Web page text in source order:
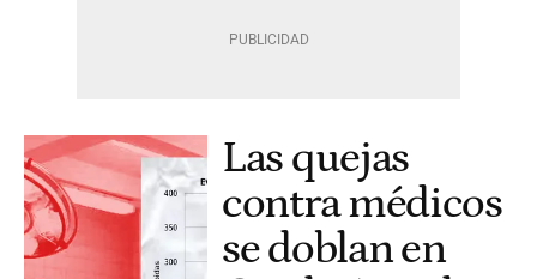
Las quejas
contra médicos
se doblan en